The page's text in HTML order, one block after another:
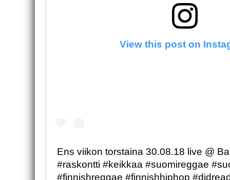
View this post on
Ens viikon torstaina 30.08.18 live @
#raskontti #keikkaa #suomireggae
#finnishreggae #finnishhiphop